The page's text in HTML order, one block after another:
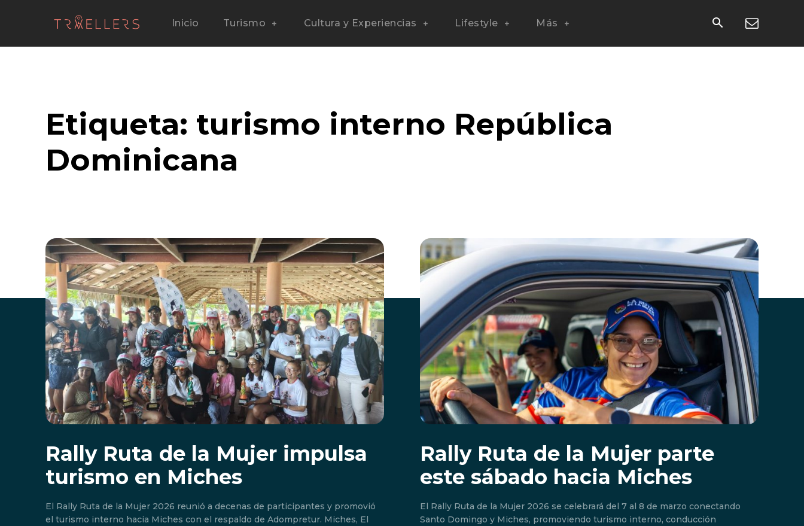
Inicio Turismo Cultura y Experiencias Lifestyle Más
Etiqueta: turismo interno República
Dominicana
Rally Ruta de la Mujer impulsa
turismo en Miches
El Rally Ruta de la Mujer 2026 reunió a decenas de participantes y promovió
el turismo interno hacia Miches con el respaldo de Adompretur. Miches, El
Rally Ruta de la Mujer parte
este sábado hacia Miches
El Rally Ruta de la Mujer 2026 se celebrará del 7 al 8 de marzo conectando
Santo Domingo y Miches, promoviendo turismo interno, conducción